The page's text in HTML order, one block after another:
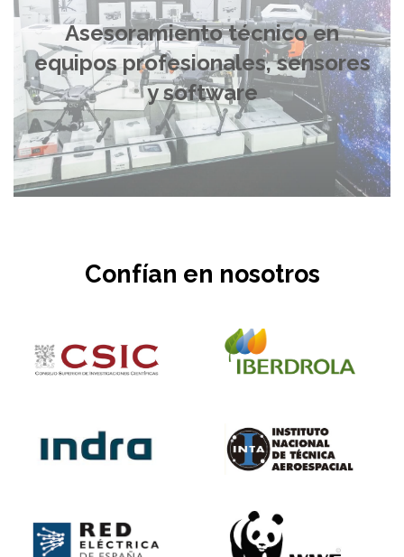
Asesoramiento técnico en
equipos profesionales, sensores
y software
Confían en nosotros